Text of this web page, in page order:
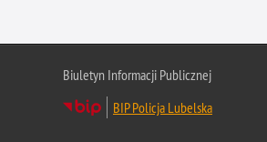
Biuletyn Informacji Publicznej
BIP Policja Lubelska